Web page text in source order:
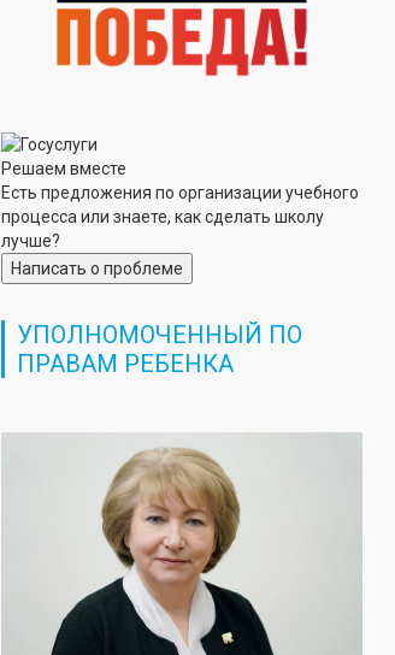
Решаем вместе
Есть предложения по организации учебного
процесса или знаете, как сделать школу
лучше?
Написать о проблеме
УПОЛНОМОЧЕННЫЙ ПО
ПРАВАМ РЕБЕНКА